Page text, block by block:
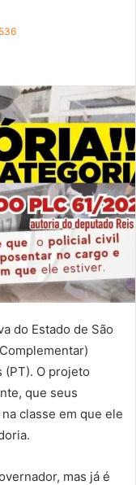
536
do Estado de São
(PT). O projeto
que seus
classe em que ele
mas já é